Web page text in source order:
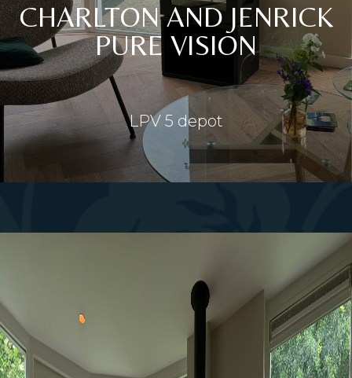
CHARLTON AND JENRICK
PURE VISION
LPV 5 depot